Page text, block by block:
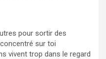
pour sortir des
sur toi
vivent trop dans le regard